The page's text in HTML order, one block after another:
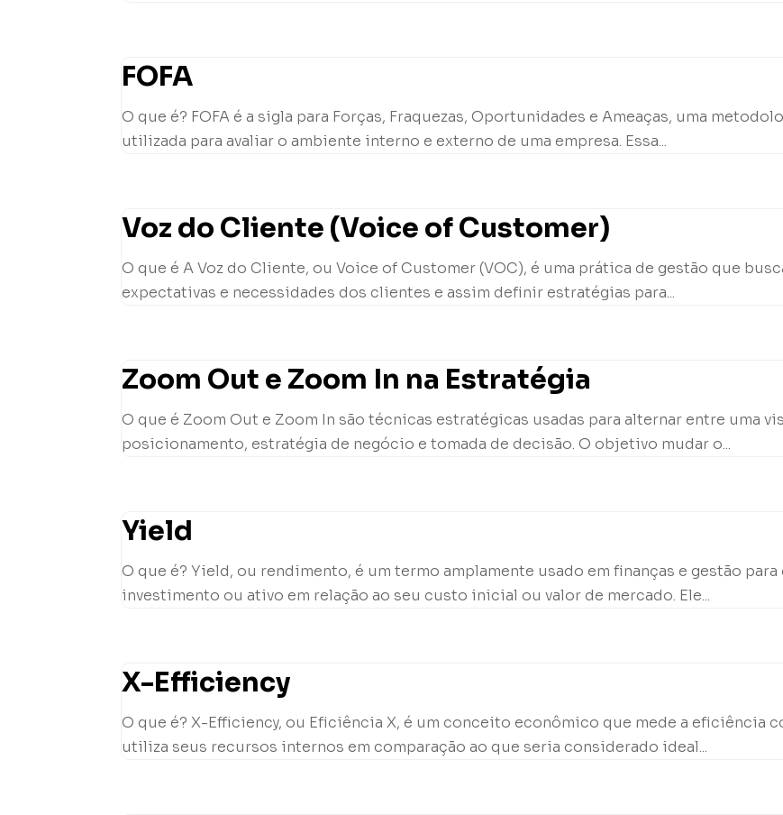
FOFA
O que é? FOFA é a sigla para Forças, Fraquezas, Oportunidades e Ameaças, uma
utilizada para avaliar o ambiente interno e externo de uma empresa. Essa...
Voz do Cliente (Voice of Customer)
O que é A Voz do Cliente, ou Voice of Customer (VOC), é uma prática de gestão que
expectativas e necessidades dos clientes e assim definir estratégias para...
Zoom Out e Zoom In na Estratégia
O que é Zoom Out e Zoom In são técnicas estratégicas usadas para alternar entre uma
posicionamento, estratégia de negócio e tomada de decisão. O objetivo mudar o...
Yield
O que é? Yield, ou rendimento, é um termo amplamente usado em finanças e gestão
investimento ou ativo em relação ao seu custo inicial ou valor de mercado. Ele...
X-Efficiency
O que é? X-Efficiency, ou Eficiência X, é um conceito econômico que mede a eficiência
utiliza seus recursos internos em comparação ao que seria considerado ideal...